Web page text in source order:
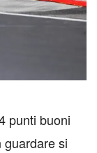
punti buoni
guardare si